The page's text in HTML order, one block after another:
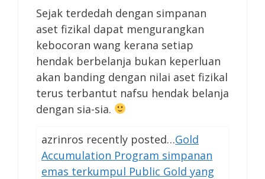
Sejak terdedah dengan simpanan
aset fizikal dapat mengurangkan
kebocoran wang kerana setiap
hendak berbelanja bukan keperluan
akan banding dengan nilai aset fizikal
terus terbantut nafsu hendak belanja
dengan sia-sia.
azrinros recently posted…Gold
Accumulation Program simpanan
emas terkumpul Public Gold yang